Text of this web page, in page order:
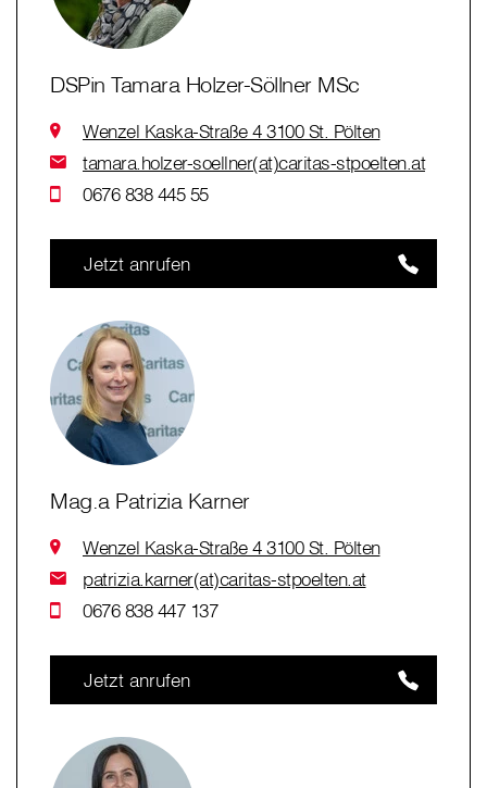
DSPin Tamara Holzer-Söllner MSc
Wenzel Kaska-Straße 4 3100 St. Pölten
tamara.holzer-soellner(at)caritas-stpoelten.at
0676 838 445 55
Jetzt anrufen
Mag.a Patrizia Karner
Wenzel Kaska-Straße 4 3100 St. Pölten
patrizia.karner(at)caritas-stpoelten.at
0676 838 447 137
Jetzt anrufen